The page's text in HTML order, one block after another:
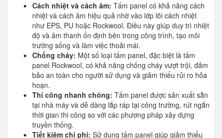
Cách nhiệt và cách âm: Tấm panel có khả năng cách
nhiệt và cách âm hiệu quả nhờ vào lớp lõi cách nhiệt
như EPS, PU hoặc Rockwool. Điều này giúp duy trì nhiệt
độ và âm thanh ổn định bên trong công trình, tạo môi
trường sống và làm việc thoải mái.
Chống cháy: Một số loại tấm panel, đặc biệt là tấm
panel Rockwool, có khả năng chống cháy vượt trội, đảm
bảo an toàn cho người sử dụng và giảm thiểu rủi ro hỏa
hoạn.
Thi công nhanh chóng: Tấm panel được sản xuất sẵn
tại nhà máy và dễ dàng lắp ráp tại công trường, rút ngắn
thời gian thi công so với các phương pháp xây dựng
truyền thống.
Tiết kiệm chi phí: Sử dụng tấm panel giúp giảm thiểu